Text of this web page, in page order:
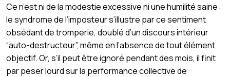
Ce n’est ni de la modestie excessive ni une humilité saine :
le syndrome de l’imposteur s’illustre par ce sentiment
obsédant de tromperie, doublé d’un discours intérieur
“auto-destructeur”, même en l’absence de tout élément
objectif. Or, s’il peut être ignoré pendant des mois, il finit
par peser lourd sur la performance collective de